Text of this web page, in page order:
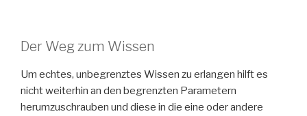
Der Weg zum Wissen
Um echtes, unbegrenztes Wissen zu erlangen hilft es
nicht weiterhin an den begrenzten Parametern
herumzuschrauben und diese in die eine oder andere